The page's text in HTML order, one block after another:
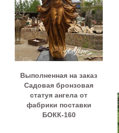
Выполненная на заказ
Садовая бронзовая
статуя ангела от
фабрики поставки
БОКК-160